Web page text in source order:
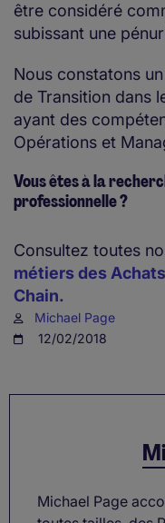
être considéré
subissant une
Nous constatons
de Transition dans
ayant des
Opérations et
Vous êtes à la
professionnelle ?
Consultez toutes
métiers des Achats
Chain.
Michael Page
12/02/2018
Michael Page